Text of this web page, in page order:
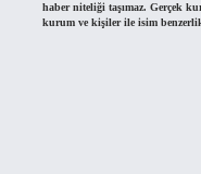
haber niteliği taşımaz. Gerçek
kurum ve kişiler ile isim